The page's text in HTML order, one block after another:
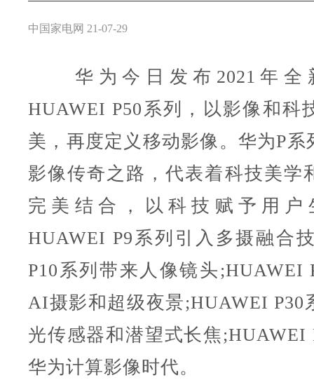
中国家电网 21-07-29
华为今日发布2021年全
HUAWEI P50系列，以影像和科
美，再度定义移动影像。华为P系
影像传奇之路，代表着科技美学
完美结合，以科技赋予用户
HUAWEI P9系列引入多摄融合
P10系列带来人像镜头;HUAWEI
AI摄影和超级夜景;HUAWEI P30
光传感器和潜望式长焦;HUAWEI
华为计算影像时代。